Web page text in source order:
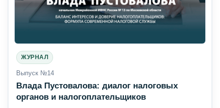
ЖУРНАЛ
Выпуск №14
Влада Пустовалова: диалог налоговых
органов и налогоплательщиков